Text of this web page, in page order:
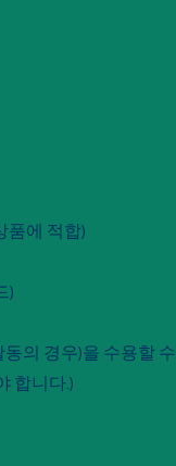
품에 적합)
)
의 경우)을 수용할 수
합니다.)